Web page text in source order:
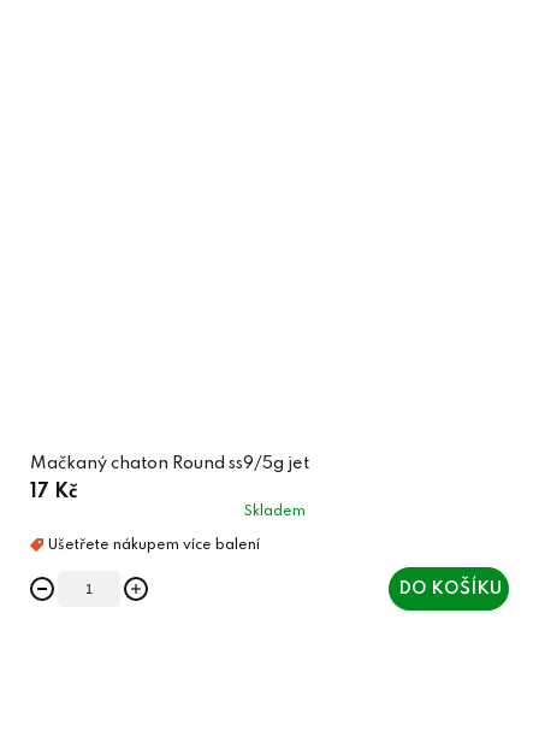
Mačkaný chaton Round ss9/5g jet
17 Kč
Skladem
DO KOŠÍKU